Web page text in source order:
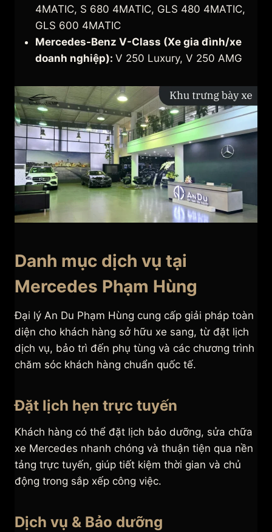
4MATIC, S 680 4MATIC, GLS 480 4MATIC,
GLS 600 4MATIC
Mercedes-Benz V-Class (Xe gia đình/xe
doanh nghiệp): V 250 Luxury, V 250 AMG
Danh mục dịch vụ tại
Mercedes Phạm Hùng
Đại lý An Du Phạm Hùng cung cấp giải pháp toàn
diện cho khách hàng sở hữu xe sang, từ đặt lịch
dịch vụ, bảo trì đến phụ tùng và các chương trình
chăm sóc khách hàng chuẩn quốc tế.
Đặt lịch hẹn trực tuyến
Khách hàng có thể đặt lịch bảo dưỡng, sửa chữa
xe Mercedes nhanh chóng và thuận tiện qua nền
tảng trực tuyến, giúp tiết kiệm thời gian và chủ
động trong sắp xếp công việc.
Dịch vụ & Bảo dưỡng